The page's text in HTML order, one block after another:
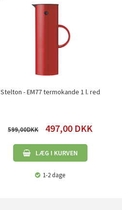
Stelton - EM77 termokande 1 l. red
599,00 497,00 DKK
LÆG I KURVEN
1-2 dage